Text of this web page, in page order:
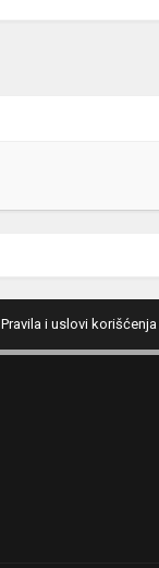
Pravila i uslovi korišćenja